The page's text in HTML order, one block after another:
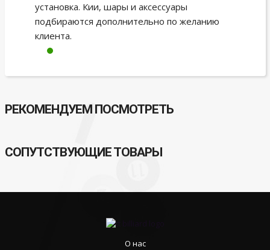
установка. Кии, шары и аксессуары
подбираются дополнительно по желанию
клиента.
РЕКОМЕНДУЕМ ПОСМОТРЕТЬ
СОПУТСТВУЮЩИЕ ТОВАРЫ
О нас